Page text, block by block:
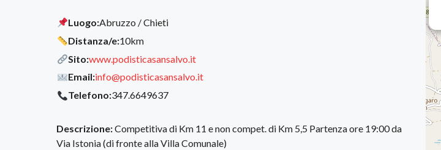
Luogo:Abruzzo / Chieti
Distanza/e:10km
Sito:www.podisticasansalvo.it
Email:info@podisticasansalvo.it
Telefono:347.6649637
Descrizione:Competitiva di Km 11 e non compet. di Km 5,5 Partenza ore 19:00 da
Via Istonia (di fronte alla Villa Comunale)